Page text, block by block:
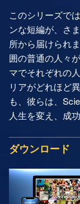
このシリーズで
ンな短編が、さ
所から届けられ
囲の普通の人々
マでそれぞれの
リアがどれほど
も、彼らは、
人生を変え、成
ダウンロード